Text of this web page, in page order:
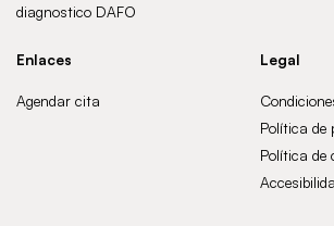
diagnostico DAFO
Enlaces
Agendar cita
Legal
Política de
Política de